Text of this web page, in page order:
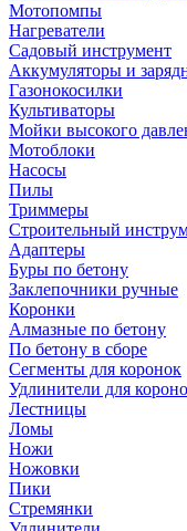
Мотопомпы
Нагреватели
Садовый инструмент
Аккумуляторы и
Газонокосилки
Культиваторы
Мойки высокого
Мотоблоки
Насосы
Пилы
Триммеры
Строительный
Адаптеры
Буры по бетону
Заклепочники ручные
Коронки
Алмазные по бетону
По бетону в сборе
Сегменты для коронок
Удлинители для
Лестницы
Ломы
Ножи
Ножовки
Пики
Стремянки